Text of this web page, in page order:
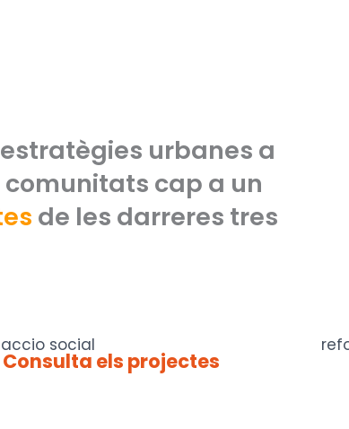
urbanes a
cap a un
de les darreres tres
Consulta els projectes